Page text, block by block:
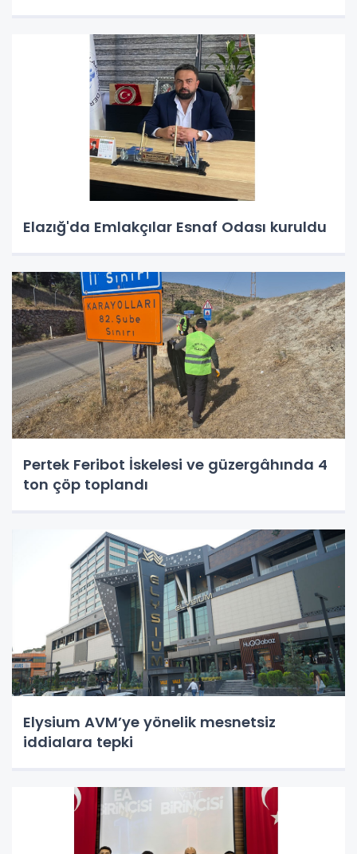
Elazığ'da Emlakçılar Esnaf Odası kuruldu
Pertek Feribot İskelesi ve güzergâhında 4
ton çöp toplandı
Elysium AVM’ye yönelik mesnetsiz
iddialara tepki